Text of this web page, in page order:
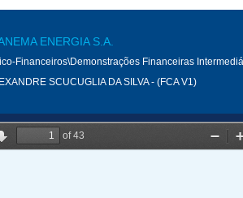
ENERGIA S.A.
Financeiros\Demonstrações Financeiras
SCUCUGLIA DA SILVA - (FCA V1)